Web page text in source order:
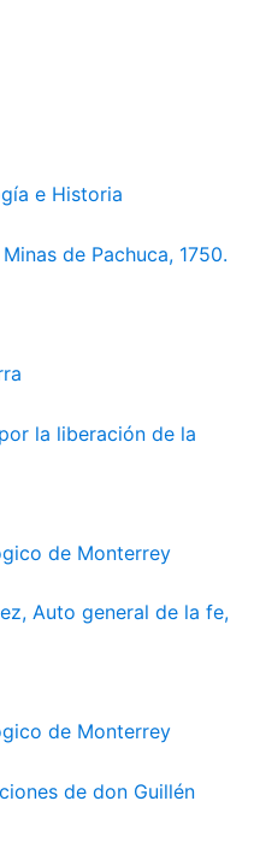
e Historia
de Pachuca, 1750.
la liberación de la
de Monterrey
Auto general de la fe,
de Monterrey
de don Guillén